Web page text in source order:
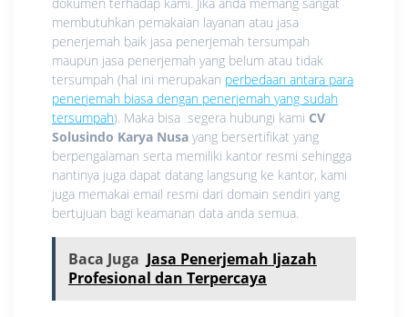
membutuhkan pemakaian layanan atau jasa
penerjemah baik jasa penerjemah tersumpah
maupun jasa penerjemah yang belum atau tidak
tersumpah (hal ini merupakan perbedaan antara para
penerjemah biasa dengan penerjemah yang sudah
tersumpah). Maka bisa segera hubungi kami CV
Solusindo Karya Nusa yang bersertifikat yang
berpengalaman serta memiliki kantor resmi sehingga
nantinya juga dapat datang langsung ke kantor, kami
juga memakai email resmi dari domain sendiri yang
bertujuan bagi keamanan data anda semua.
Baca Juga Jasa Penerjemah Ijazah
Profesional dan Terpercaya